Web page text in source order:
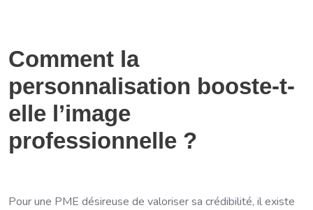
Comment la
personnalisation booste-t-
elle l’image
professionnelle ?
Pour une PME désireuse de valoriser sa crédibilité, il existe